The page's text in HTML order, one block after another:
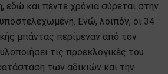
και πέντε χρόνια σύρεται στην
Ενώ, λοιπόν, οι 34
μπάντας περίμεναν από τον
τις προεκλογικές του
των αδικιών και την